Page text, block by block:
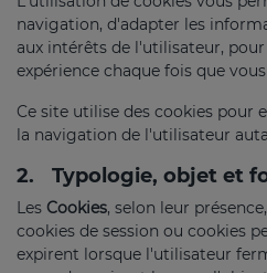
navigation, d'adapter les
aux intérêts de l'utilisateur,
expérience chaque fois que
Ce site utilise des cookies pour
la navigation de l'utilisateur
2. Typologie, objet et
Les Cookies, selon leur
cookies de session ou cookies
expirent lorsque l'utilisateur